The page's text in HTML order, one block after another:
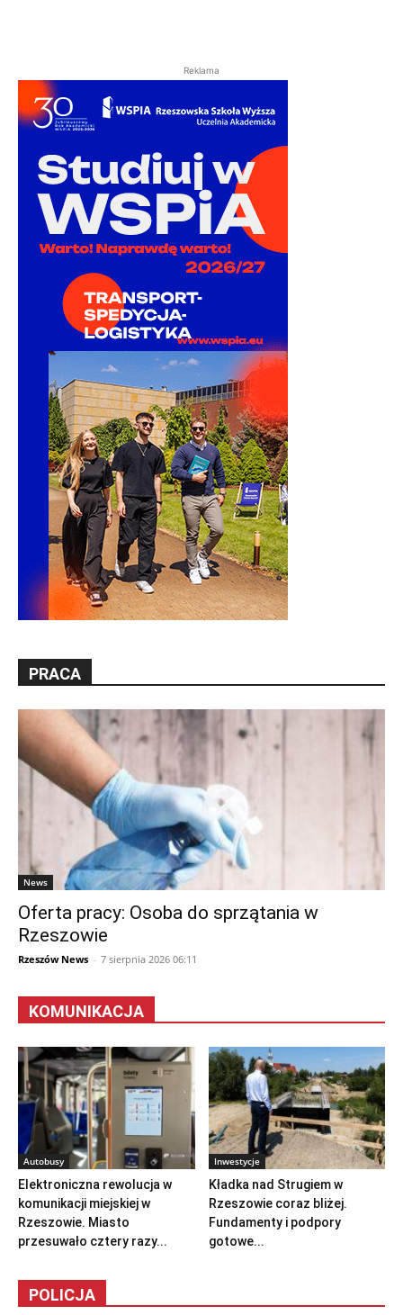
Reklama
PRACA
News
Oferta pracy: Osoba do sprzątania w
Rzeszowie
Rzeszów News - 7 sierpnia 2026 06:11
KOMUNIKACJA
Autobusy
Elektroniczna rewolucja w
komunikacji miejskiej w
Rzeszowie. Miasto
przesuwało cztery razy...
Inwestycje
Kładka nad Strugiem w
Rzeszowie coraz bliżej.
Fundamenty i podpory
gotowe...
POLICJA